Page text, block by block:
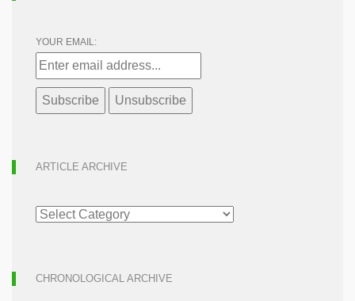
YOUR EMAIL:
ARTICLE ARCHIVE
ARTICLE
ARCHIVE
CHRONOLOGICAL ARCHIVE